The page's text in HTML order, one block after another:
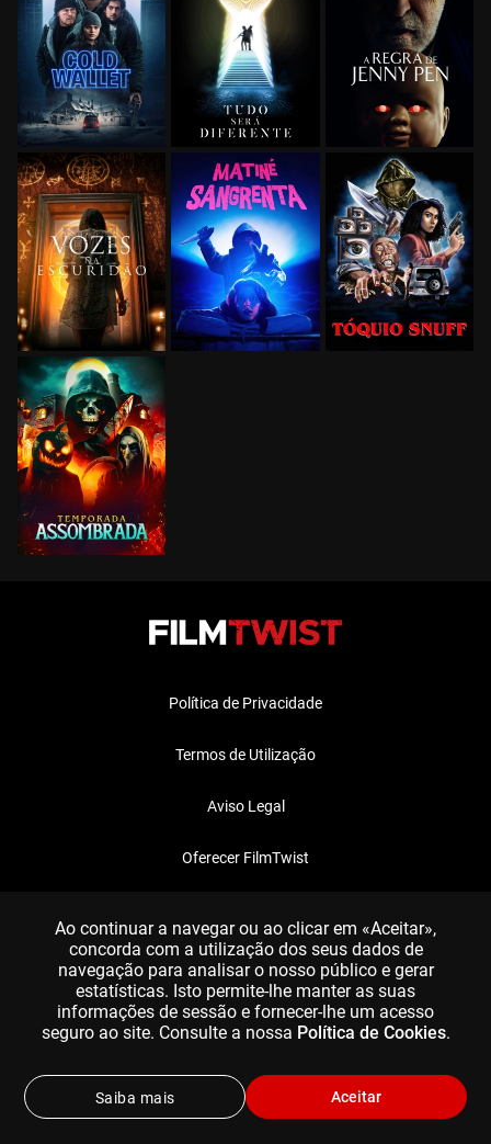
Política de Privacidade
Termos de Utilização
Aviso Legal
Oferecer FilmTwist
Ao continuar a navegar ou ao clicar em «Aceitar»,
concorda com a utilização dos seus dados de
navegação para analisar o nosso público e gerar
estatísticas. Isto permite-lhe manter as suas
informações de sessão e fornecer-lhe um acesso
seguro ao site. Consulte a nossa Política de Cookies.
Aceitar
Saiba mais